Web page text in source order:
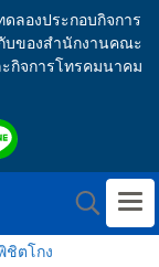
ลองประกอบกิจการ
กับของสำนักงานคณะ
ะกิจการโทรคมนาคม
ชิตโกง